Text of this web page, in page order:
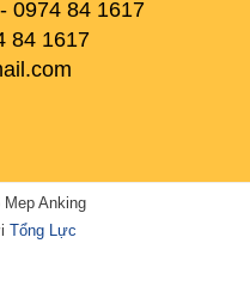
0974 84 1617
84 1617
Anking
Tổng Lực